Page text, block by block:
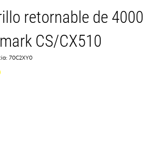
retornable de 4000
CS/CX510
70C2XY0